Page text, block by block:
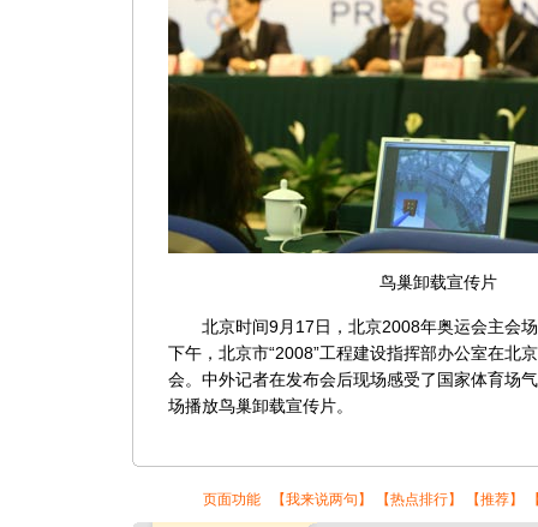
鸟巢卸载宣传片
北京时间9月17日，北京2008年奥运会主会场
下午，北京市“2008”工程建设指挥部办公室在北
会。中外记者在发布会后现场感受了国家体育场
场播放鸟巢卸载宣传片。
页面功能 【我来说两句 】 【热点排行】 【推荐】